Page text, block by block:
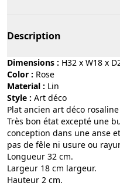
Description
Dimensions : H32 x W18 x
Color :
rose
Material :
lin
Style :
art déco
Plat ancien art déco
Très bon état excepté une
conception dans une anse
pas de fêle ni usure ou
Longueur 32 cm.
Largeur 18 cm largeur.
Hauteur 2 cm.